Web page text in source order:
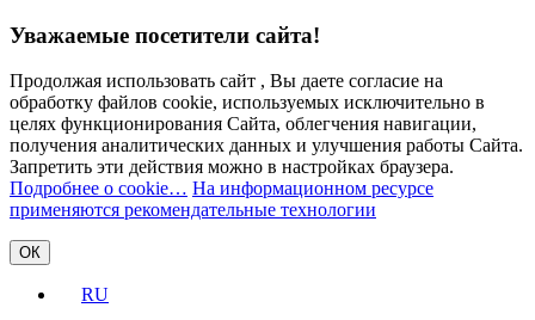
Уважаемые посетители сайта!
Продолжая использовать сайт , Вы даете согласие на
обработку файлов cookie, используемых исключительно в
целях функционирования Сайта, облегчения навигации,
получения аналитических данных и улучшения работы Сайта.
Запретить эти действия можно в настройках браузера.
Подробнее о cookie… На информационном ресурсе
применяются рекомендательные технологии
ОК
RU